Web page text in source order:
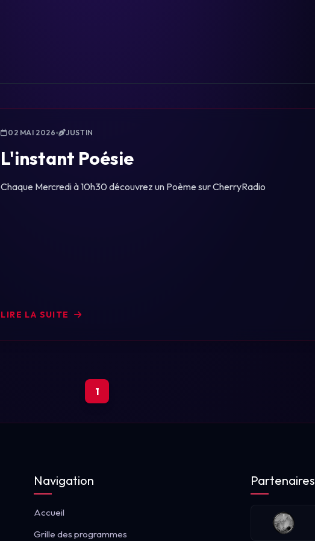
02 MAI 2026
JUSTIN
L'instant Poésie
Chaque Mercredi à 10h30 découvrez un Poème sur CherryRadio
LIRE LA SUITE
1
Navigation
Accueil
Grille des programmes
Partenaires